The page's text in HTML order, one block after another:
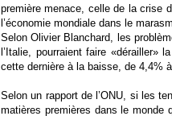
première menace, celle de la crise
l’économie mondiale dans le
Selon Olivier Blanchard, les
l’Italie, pourraient faire
cette dernière à la baisse, de 4,4%
Selon un rapport de l’ONU, si les
matières premières dans le monde